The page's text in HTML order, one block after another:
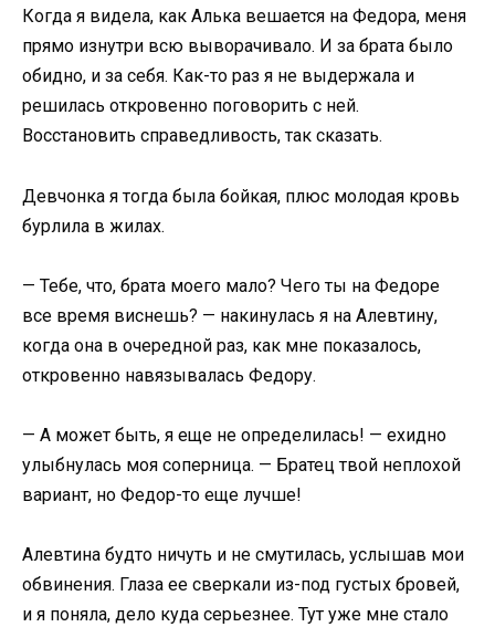
Когда я видела, как Алька вешается на Федора, меня
прямо изнутри всю выворачивало. И за брата было
обидно, и за себя. Как-то раз я не выдержала и
решилась откровенно поговорить с ней.
Восстановить справедливость, так сказать.
Девчонка я тогда была бойкая, плюс молодая кровь
бурлила в жилах.
— Тебе, что, брата моего мало? Чего ты на Федоре
все время виснешь? — накинулась я на Алевтину,
когда она в очередной раз, как мне показалось,
откровенно навязывалась Федору.
— А может быть, я еще не определилась! — ехидно
улыбнулась моя соперница. — Братец твой неплохой
вариант, но Федор-то еще лучше!
Алевтина будто ничуть и не смутилась, услышав мои
обвинения. Глаза ее сверкали из-под густых бровей,
и я поняла, дело куда серьезнее. Тут уже мне стало